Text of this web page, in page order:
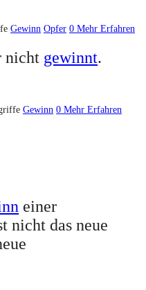
Gewinn Opfer 0 Mehr Erfahren
nicht gewinnt.
Gewinn 0 Mehr Erfahren
einer
nicht das neue